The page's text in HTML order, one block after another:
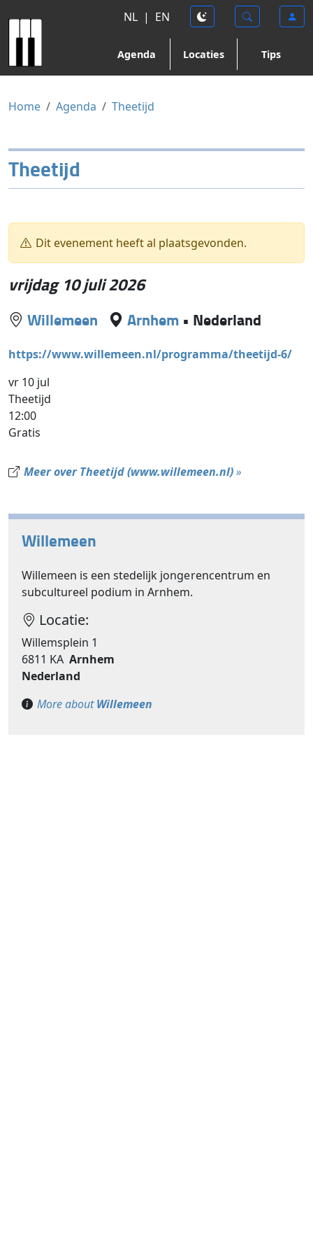
NL | EN
Agenda Locaties Tips
Home Agenda Theetijd
Theetijd
Dit evenement heeft al plaatsgevonden.
vrijdag 10 juli 2026
Willemeen Arnhem • Nederland
https://www.willemeen.nl/programma/theetijd-6/
vr 10 jul
Theetijd
12:00
Gratis
Meer over Theetijd (www.willemeen.nl)»
Willemeen
Willemeen is een stedelijk jongerencentrum en
subcultureel podium in Arnhem.
Locatie:
Willemsplein 1
6811 KA Arnhem
Nederland
More aboutWillemeen